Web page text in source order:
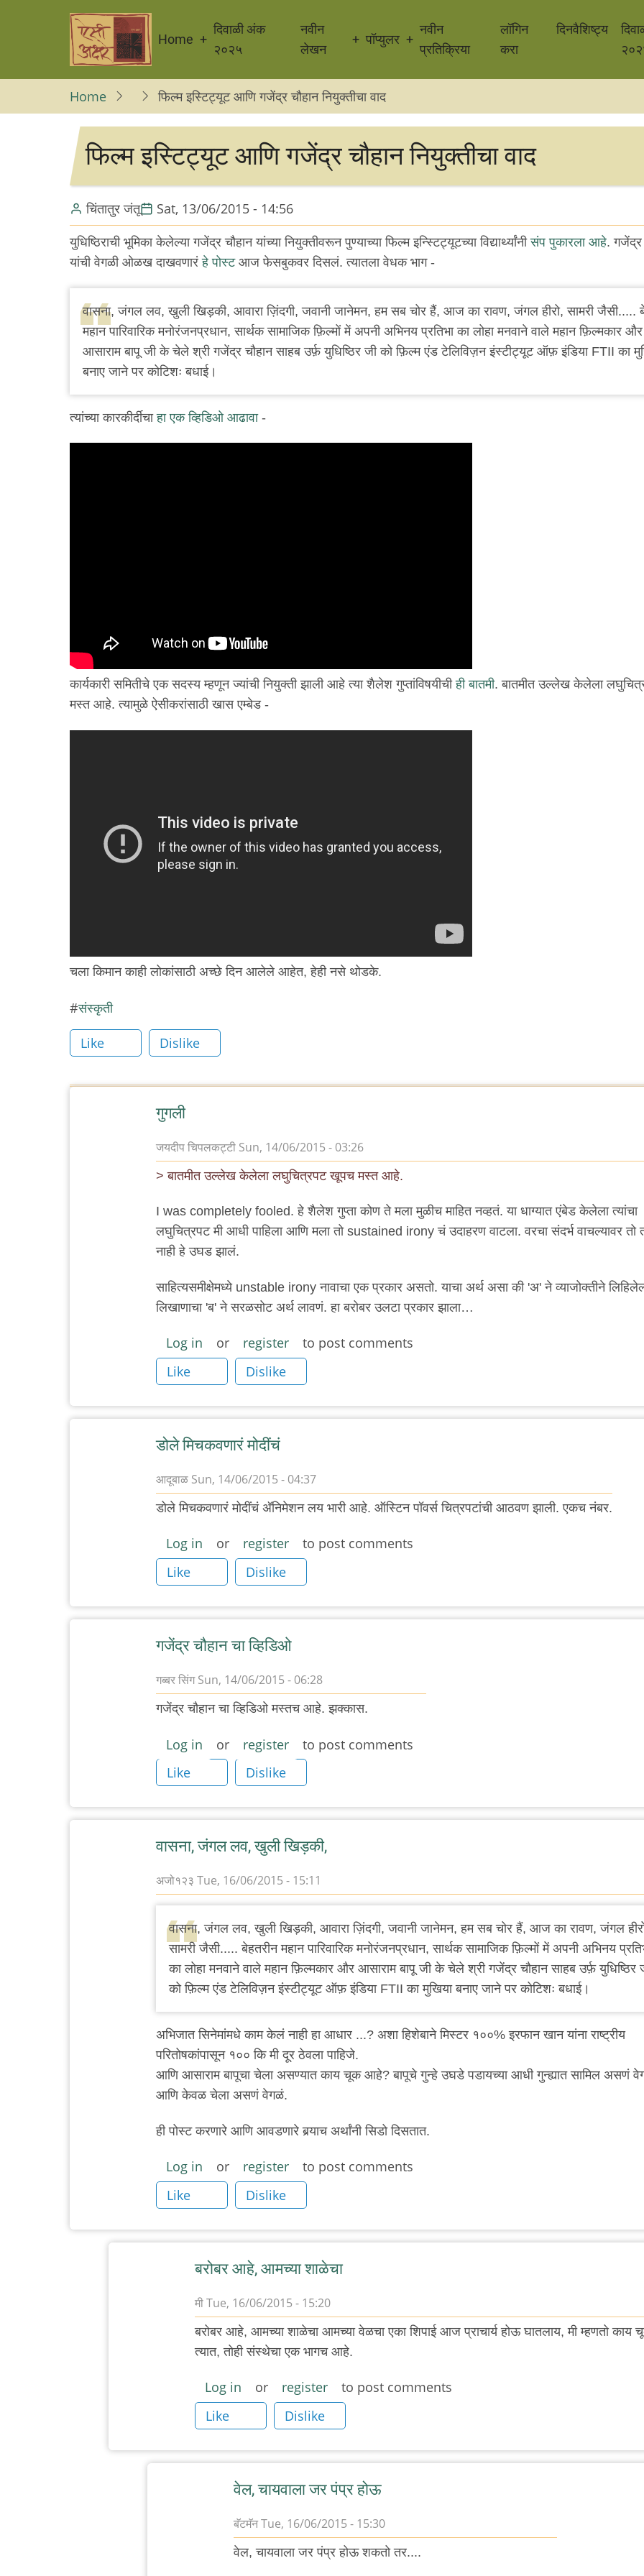
navigation
Home
दिवाळी अंक
२०२५
नवीन
लेखन
पॉप्युलर
नवीन
प्रतिक्रिया
लॉगिन
करा
दिनवैशिष्ट्य
Home फिल्म इस्टिट्यूट आणि गजेंद्र चौहान नियुक्तीचा वाद
फिल्म इस्टिट्यूट आणि गजेंद्र चौहान नियुक्तीचा वाद
चिंतातुर जंतू Sat, 13/06/2015 - 14:56
युधिष्ठिराची भूमिका केलेल्या गजेंद्र चौहान यांच्या नियुक्तीवरून पुण्याच्या फिल्म इन्स्टिट्यूटच्या विद्यार्थ्यांनीसंप पुकारला आहे. गजेंद्र
यांची वेगळी ओळख दाखवणारंहे पोस्टआज फेसबुकवर दिसलं. त्यातला वेधक भाग -
वासना, जंगल लव, खुली खिड़की, आवारा ज़िंदगी, जवानी जानेमन, हम सब चोर हैं, आज का रावण, जंगल हीरो, सामरी जैसी.....
महान पारिवारिक मनोरंजनप्रधान, सार्थक सामाजिक फ़िल्मों में अपनी अभिनय प्रतिभा का लोहा मनवाने वाले महान फ़िल्मकार और
आसाराम बापू जी के चेले श्री गजेंद्र चौहान साहब उर्फ़ युधिष्ठिर जी को फ़िल्म एंड टेलिविज़न इंस्टीट्यूट ऑफ़ इंडिया FTII का
बनाए जाने पर कोटिशः बधाई।
त्यांच्या कारकीर्दीचाहा एक व्हिडिओ आढावा-
कार्यकारी समितीचे एक सदस्य म्हणून ज्यांची नियुक्ती झाली आहे त्या शैलेश गुप्तांविषयीचीही बातमी. बातमीत उल्लेख केलेला
मस्त आहे. त्यामुळे ऐसीकरांसाठी खास एम्बेड -
चला किमान काही लोकांसाठी अच्छे दिन आलेले आहेत, हेही नसे थोडके.
संस्कृती
Like Dislike
गुगली
जयदीप चिपलकट्टी Sun, 14/06/2015 - 03:26
> बातमीत उल्लेख केलेला लघुचित्रपट खूपच मस्त आहे.
I was completely fooled. हे शैलेश गुप्ता कोण ते मला मुळीच माहित नव्हतं. या धाग्यात एंबेड केलेला त्यांचा
लघुचित्रपट मी आधी पाहिला आणि मला तो sustained irony चं उदाहरण वाटला. वरचा संदर्भ वाचल्यावर तो
नाही हे उघड झालं.
साहित्यसमीक्षेमध्ये unstable irony नावाचा एक प्रकार असतो. याचा अर्थ असा की 'अ' ने व्याजोक्तीने
लिखाणाचा 'ब' ने सरळसोट अर्थ लावणं. हा बरोबर उलटा प्रकार झाला…
Log in or register
to post comments
Like
Dislike
डोले मिचकवणारं मोदींचं
आदूबाळ Sun, 14/06/2015 - 04:37
डोले मिचकवणारं मोदींचं अ‍ॅनिमेशन लय भारी आहे. ऑस्टिन पॉवर्स चित्रपटांची आठवण झाली. एकच नंबर.
Log in or register
to post comments
Like
Dislike
गजेंद्र चौहान चा व्हिडिओ
गब्बर सिंगSun, 14/06/2015 - 06:28
गजेंद्र चौहान चा व्हिडिओ मस्तच आहे. झक्कास.
Log in or register
to post comments
Like
Dislike
वासना, जंगल लव, खुली खिड़की,
अजो१२३ Tue, 16/06/2015 - 15:11
वासना, जंगल लव, खुली खिड़की, आवारा ज़िंदगी, जवानी जानेमन, हम सब चोर हैं, आज का रावण, जंगल
सामरी जैसी..... बेहतरीन महान पारिवारिक मनोरंजनप्रधान, सार्थक सामाजिक फ़िल्मों में अपनी अभिनय
का लोहा मनवाने वाले महान फ़िल्मकार और आसाराम बापू जी के चेले श्री गजेंद्र चौहान साहब उर्फ़ युधिष्ठिर
को फ़िल्म एंड टेलिविज़न इंस्टीट्यूट ऑफ़ इंडिया FTII का मुखिया बनाए जाने पर कोटिशः बधाई।
अभिजात सिनेमांमधे काम केलं नाही हा आधार ...? अशा हिशेबाने मिस्टर १००% इरफान खान यांना राष्ट्रीय
परितोषकांपासून १०० कि मी दूर ठेवला पाहिजे.
आणि आसाराम बापूचा चेला असण्यात काय चूक आहे? बापूचे गुन्हे उघडे पडायच्या आधी गुन्ह्यात सामिल असणं
आणि केवळ चेला असणं वेगळं.
ही पोस्ट करणारे आणि आवडणारे बर्‍याच अर्थांनी सिडो दिसतात.
Log in or register
to post comments
Like
Dislike
बरोबर आहे, आमच्या शाळेचा
मीTue, 16/06/2015 - 15:20
In
वासना,
जंगल
लव,
खिड़की,
बरोबर आहे, आमच्या शाळेचा आमच्या वेळचा एका शिपाई आज प्राचार्य होऊ घातलाय, मी म्हणतो काय
त्यात, तोही संस्थेचा एक भागच आहे.
Log in or register
to post comments
Like
Dislike
वेल, चायवाला जर पंप्र होऊ
बॅटमॅनTue, 16/06/2015 - 15:30
In
reply
वेल, चायवाला जर पंप्र होऊ शकतो तर....